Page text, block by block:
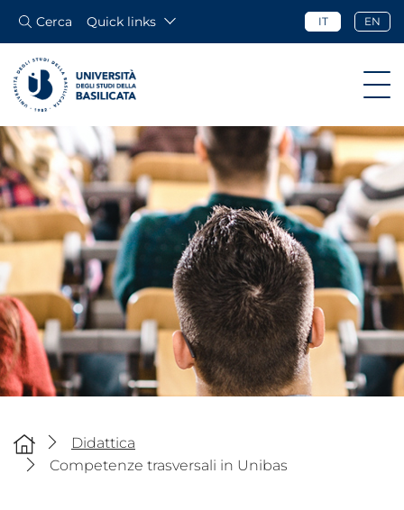
Cerca Quick links IT EN
Didattica
Competenze trasversali in Unibas